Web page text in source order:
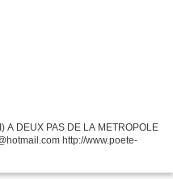
A DEUX PAS DE LA METROPOLE
http://www.poete-